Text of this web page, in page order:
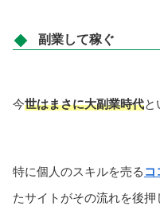
副業して稼ぐ
今世はまさに大副業時代と
特に個人のスキルを売る コ
たサイトがその流れを後押